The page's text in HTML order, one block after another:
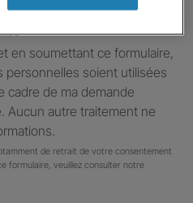
*
en soumettant ce formulaire,
soient utilisées
cadre de ma demande
Aucun autre traitement ne
de retrait de votre consentement
formulaire, veuillez consulter notre